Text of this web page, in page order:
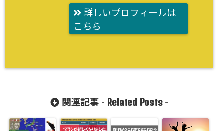
詳しいプロフィールは
こちら
関連記事 - Related Posts-